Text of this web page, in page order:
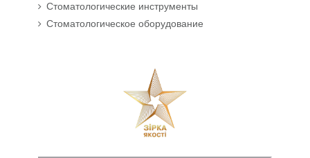
Стоматологические инструменты
Стоматологическое оборудование